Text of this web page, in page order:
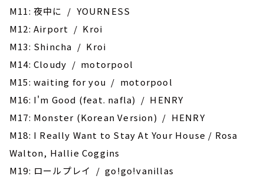
M11: 夜中に / YOURNESS
M12: Airport / Kroi
M13: Shincha / Kroi
M14: Cloudy / motorpool
M15: waiting for you / motorpool
M16: I'm Good (feat. nafla) / HENRY
M17: Monster (Korean Version) / HENRY
M18: I Really Want to Stay At Your House / Rosa
Walton, Hallie Coggins
M19: ロールプレイ / go!go!vanillas